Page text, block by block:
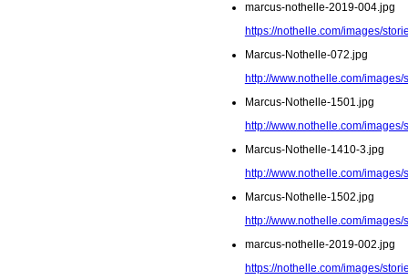
marcus-nothelle-2019-004.jpg
https://nothelle.com/images/
Marcus-Nothelle-072.jpg
http://www.nothelle.com/
Marcus-Nothelle-1501.jpg
http://www.nothelle.com/
Marcus-Nothelle-1410-3.jpg
http://www.nothelle.com/
Marcus-Nothelle-1502.jpg
http://www.nothelle.com/
marcus-nothelle-2019-002.jpg
https://nothelle.com/images/